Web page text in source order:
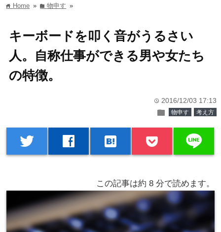
home Home » folder物申す »
キーボードを叩く音がうるさい
人。自称仕事ができる男や女たち
の特徴。
time 2016/12/03 17:13
folder 物申す 考え方
twitter facebook hatenabookmark line
この記事は約 8分で読めます。